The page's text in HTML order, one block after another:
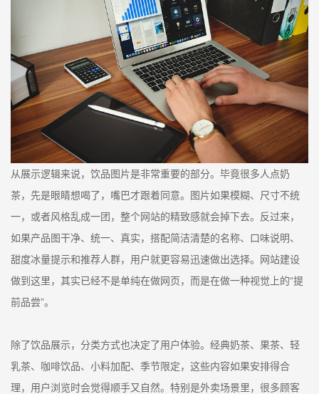
从展示逻辑来说，饮品图片是非常重要的部分。毕竟很多人点奶
茶，先是眼睛想喝了，嘴巴才跟着同意。图片如果模糊、尺寸不统
一，或者风格乱成一团，整个网站的精致感就会掉下去。反过来，
如果产品图干净、统一、真实，搭配简洁清楚的名称、口味说明、
甜度冰量提示和推荐人群，用户就更容易迅速做出选择。网站建设
做到这里，其实已经不是单纯在做网页，而是在做一种视觉上的“提
前品尝”。
除了饮品展示，分类方式也决定了用户体验。经典奶茶、果茶、轻
乳茶、咖啡饮品、小料加配、季节限定，这些内容如果安排得合
理，用户浏览时会觉得顺手又自然。特别是外卖场景里，很多顾客